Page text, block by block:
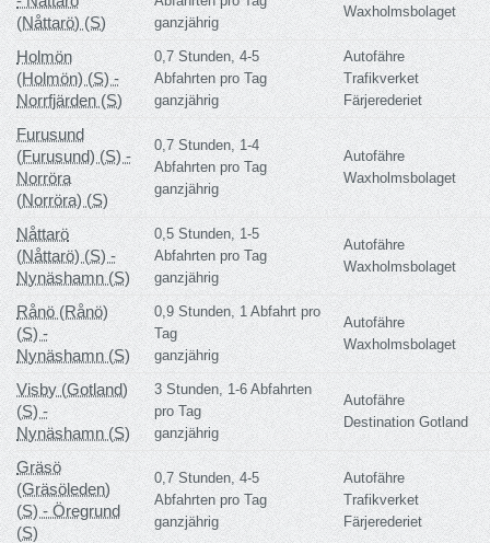
(Nåttarö) (S)
ganzjährig
Waxholmsbolaget
Holmön
(Holmön) (S) -
Norrfjärden (S)
0,7 Stunden, 4-5
Abfahrten pro Tag
ganzjährig
Autofähre
Trafikverket
Färjerederiet
Furusund
(Furusund) (S) -
Norröra
(Norröra) (S)
0,7 Stunden, 1-4
Abfahrten pro Tag
ganzjährig
Autofähre
Waxholmsbolaget
Nåttarö
(Nåttarö) (S) -
Nynäshamn (S)
0,5 Stunden, 1-5
Abfahrten pro Tag
ganzjährig
Autofähre
Waxholmsbolaget
Rånö (Rånö)
(S) -
Nynäshamn (S)
0,9 Stunden, 1 Abfahrt pro
Tag
ganzjährig
Autofähre
Waxholmsbolaget
Visby (Gotland)
(S) -
Nynäshamn (S)
3 Stunden, 1-6 Abfahrten
pro Tag
ganzjährig
Autofähre
Destination Gotland
Gräsö
(Gräsöleden)
(S) - Öregrund
(S)
0,7 Stunden, 4-5
Abfahrten pro Tag
ganzjährig
Autofähre
Trafikverket
Färjerederiet